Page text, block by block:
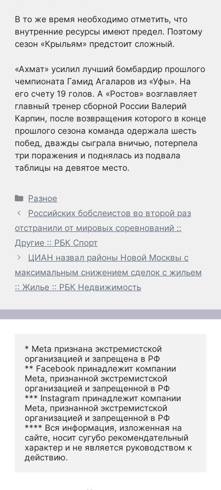
В то же время необходимо отметить, что
внутренние ресурсы имеют предел. Поэтому
сезон «Крыльям» предстоит сложный.
«Ахмат» усилил лучший бомбардир прошлого
чемпионата Гамид Агаларов из «Уфы». На
его счету 19 голов. А «Ростов» возглавляет
главный тренер сборной России Валерий
Карпин, после возвращения которого в конце
прошлого сезона команда одержала шесть
побед, дважды сыграла вничью, потерпела
три поражения и поднялась из подвала
таблицы на девятое место.
Рубрики
Разное
Российских бобслеистов во второй раз
отстранили от мировых соревнований ::
Другие :: РБК Спорт
ЦИАН назвал районы Новой Москвы с
максимальным снижением сделок с жильем
:: Жилье :: РБК Недвижимость
* Meta признана экстремистской
организацией и запрещена в РФ
** Facebook принадлежит компании
Meta, признанной экстремистской
организацией и запрещенной в РФ
*** Instagram принадлежит компании
Meta, признанной экстремистской
организацией и запрещенной в РФ
**** Вся информация, изложенная на
сайте, носит сугубо рекомендательный
характер и не является руководством к
действию.